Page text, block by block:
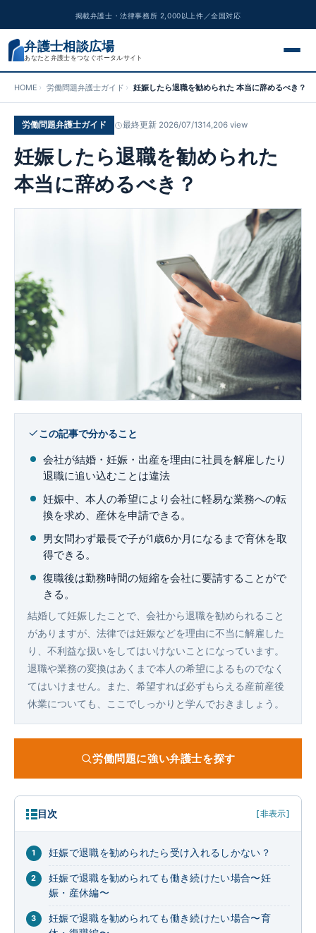
掲載弁護士・法律事務所 2,000以上件／全国対応
弁護士相談広場
あなたと弁護士をつなぐポータルサイト
交通事故
離婚問題
遺産相続
債務整理
労働問題
企業法務
HOME 労働問題弁護士ガイド 妊娠したら退職を勧められた 本当に辞めるべき？
労働問題弁護士ガイド 最終更新 2026/07/1314,206 view
妊娠したら退職を勧められた
本当に辞めるべき？
この記事で分かること
会社が結婚・妊娠・出産を理由に社員を解雇したり
退職に追い込むことは違法
妊娠中、本人の希望により会社に軽易な業務への転
換を求め、産休を申請できる。
男女問わず最長で子が1歳6か月になるまで育休を取
得できる。
復職後は勤務時間の短縮を会社に要請することがで
きる。
結婚して妊娠したことで、会社から退職を勧められること
がありますが、法律では妊娠などを理由に不当に解雇した
り、不利益な扱いをしてはいけないことになっています。
退職や業務の変換はあくまで本人の希望によるものでなく
てはいけません。また、希望すれば必ずもらえる産前産後
休業についても、ここでしっかりと学んでおきましょう。
労働問題に強い弁護士を探す
目次 [非表示]
妊娠で退職を勧められたら受け入れるしかない？
妊娠で退職を勧められても働き続けたい場合〜妊
娠・産休編〜
妊娠で退職を勧められても働き続けたい場合〜育